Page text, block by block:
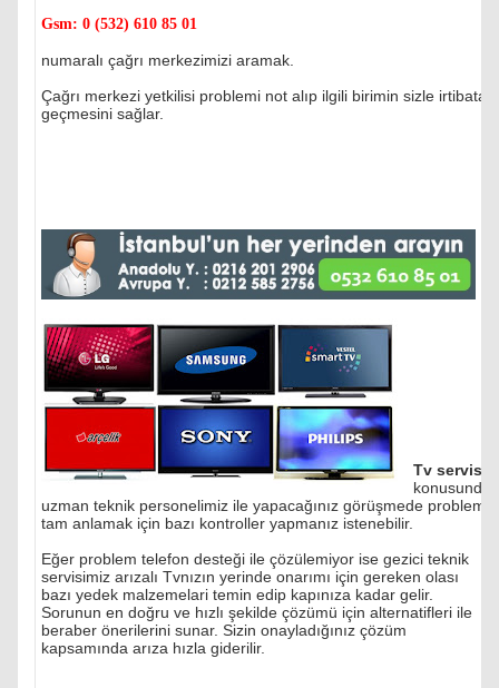
Gsm: 0 (532) 610 85 01
numaralı çağrı merkezimizi aramak.
Çağrı merkezi yetkilisi problemi not alıp ilgili birimin sizle irtibata
geçmesini sağlar.
Tv servisi
konusunda
uzman teknik personelimiz ile yapacağınız görüşmede problemi
tam anlamak için bazı kontroller yapmanız istenebilir.
Eğer problem telefon desteği ile çözülemiyor ise gezici teknik
servisimiz arızalı Tvnızın yerinde onarımı için gereken olası
bazı yedek malzemelari temin edip kapınıza kadar gelir.
Sorunun en doğru ve hızlı şekilde çözümü için alternatifleri ile
beraber önerilerini sunar. Sizin onayladığınız çözüm
kapsamında arıza hızla giderilir.